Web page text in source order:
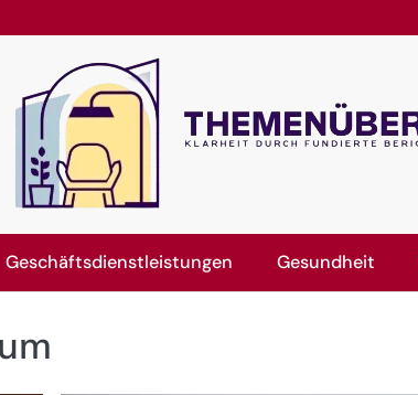
Geschäftsdienstleistungen Gesundheit